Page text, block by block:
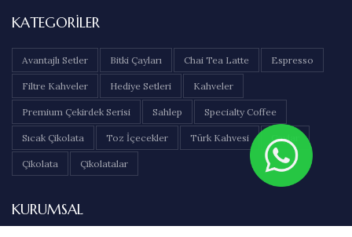
KATEGORILER
Avantajlı Setler Bitki Çayları Chai Tea Latte Espresso
Filtre Kahveler Hediye Setleri Kahveler
Premium Çekirdek Serisi Sahlep Specialty Coffee
Sıcak Çikolata Toz İçecekler Türk Kahvesi Çaylar
Çikolata Çikolatalar
KURUMSAL